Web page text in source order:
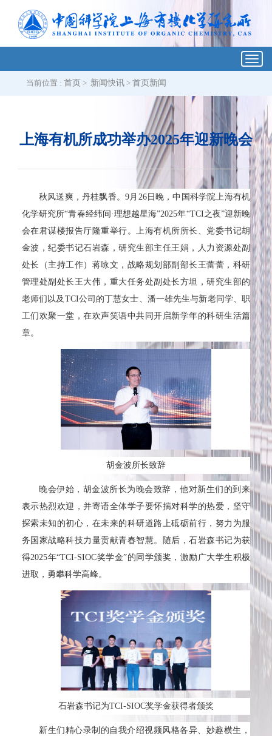
当前位置 : 首页 > 新闻快讯 > 首页新闻
上海有机所成功举办2025年迎新晚会
秋风送爽，丹桂飘香。9月26日晚，中国科学院上海有机
化学研究所“青春经纬间·理想越星海”2025年“TCI之夜”迎新晚
会在君谋楼报告厅隆重举行。上海有机所所长、党委书记胡
金波，纪委书记石岩森，研究生部主任王娟，人力资源处副
处长（主持工作）蒋咏文，战略规划部副部长王蕾蕾，科研
管理处副处长王大伟，重大任务处副处长方坦，研究生部的
老师们以及TCI公司的丁慧女士、潘一雄先生与新老同学、职
工们欢聚一堂，在欢声笑语中共同开启新学年的科研生活篇
章。
胡金波所长致辞
晚会伊始，胡金波所长为晚会致辞，他对新生们的到来
表示热烈欢迎，并寄语全体学子要怀揣对科学的热爱，坚守
探索未知的初心，在未来的科研道路上砥砺前行，努力为服
务国家战略科技力量贡献青春智慧。随后，石岩森书记为获
得2025年“TCI-SIOC奖学金”的同学颁奖，激励广大学生积极
进取，勇攀科学高峰。
石岩森书记为TCI-SIOC奖学金获得者颁奖
新生们精心录制的自我介绍视频风格各异、妙趣横生，